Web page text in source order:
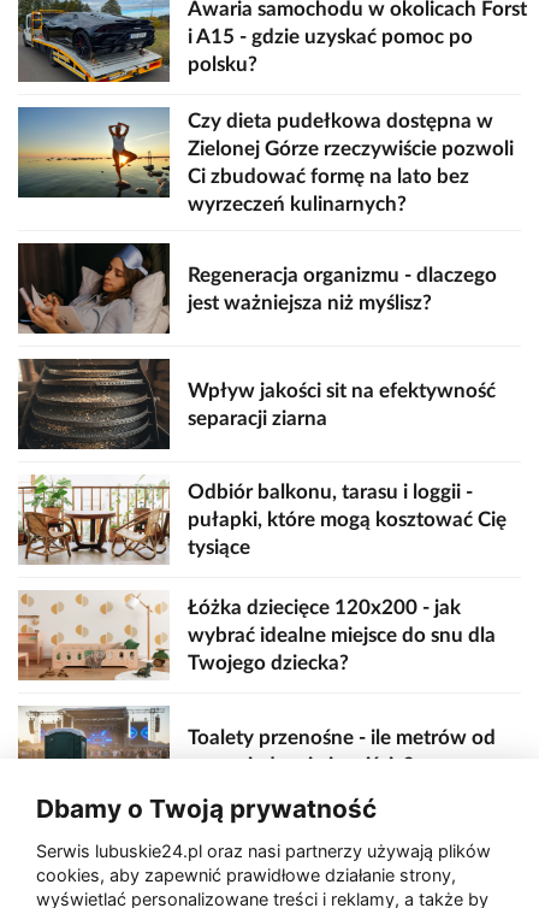
Awaria samochodu w okolicach Forst
i A15 - gdzie uzyskać pomoc po
polsku?
Czy dieta pudełkowa dostępna w
Zielonej Górze rzeczywiście pozwoli
Ci zbudować formę na lato bez
wyrzeczeń kulinarnych?
Regeneracja organizmu - dlaczego
jest ważniejsza niż myślisz?
Wpływ jakości sit na efektywność
separacji ziarna
Odbiór balkonu, tarasu i loggii -
pułapki, które mogą kosztować Cię
tysiące
Łóżka dziecięce 120x200 - jak
wybrać idealne miejsce do snu dla
Twojego dziecka?
Toalety przenośne - ile metrów od
sceny, jedzenia i wejścia?
Zaatakował seniora na "kwadracie"
Dbamy o Twoją prywatność
Serwis lubuskie24.pl oraz nasi partnerzy używają plików
cookies, aby zapewnić prawidłowe działanie strony,
wyświetlać personalizowane treści i reklamy, a także by